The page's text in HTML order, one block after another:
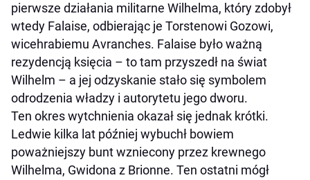
pierwsze działania militarne Wilhelma, który zdobył
wtedy Falaise, odbierając je Torstenowi Gozowi,
wicehrabiemu Avranches. Falaise było ważną
rezydencją księcia – to tam przyszedł na świat
Wilhelm – a jej odzyskanie stało się symbolem
odrodzenia władzy i autorytetu jego dworu.
Ten okres wytchnienia okazał się jednak krótki.
Ledwie kilka lat później wybuchł bowiem
poważniejszy bunt wzniecony przez krewnego
Wilhelma, Gwidona z Brionne. Ten ostatni mógł